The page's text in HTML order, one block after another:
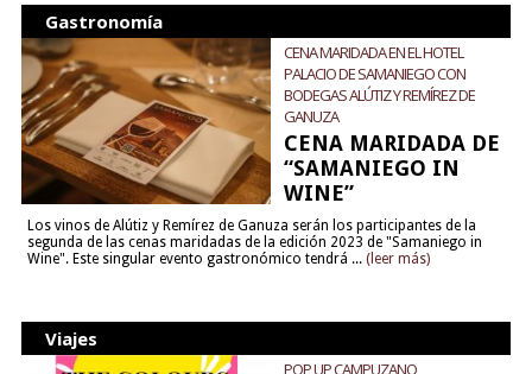
Gastronomía
CENA MARIDADA EN EL HOTEL
PALACIO DE SAMANIEGO CON
BODEGAS ALÚTIZ Y REMÍREZ DE
GANUZA
CENA MARIDADA DE
“SAMANIEGO IN
WINE”
Los vinos de Alútiz y Remírez de Ganuza serán los participantes de la
segunda de las cenas maridadas de la edición 2023 de "Samaniego in
Wine". Este singular evento gastronómico tendrá ... (leer más)
Viajes
POP UP CAMPUZANO